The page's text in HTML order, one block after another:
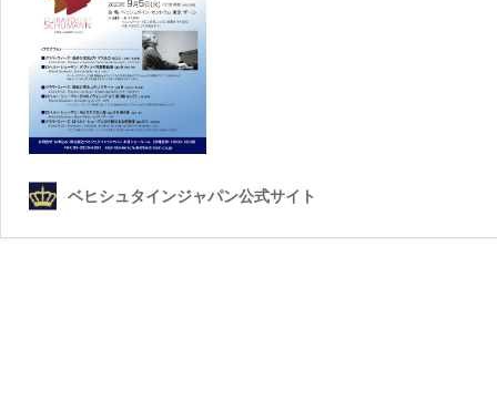
ベヒシュタインジャパン公式サイト